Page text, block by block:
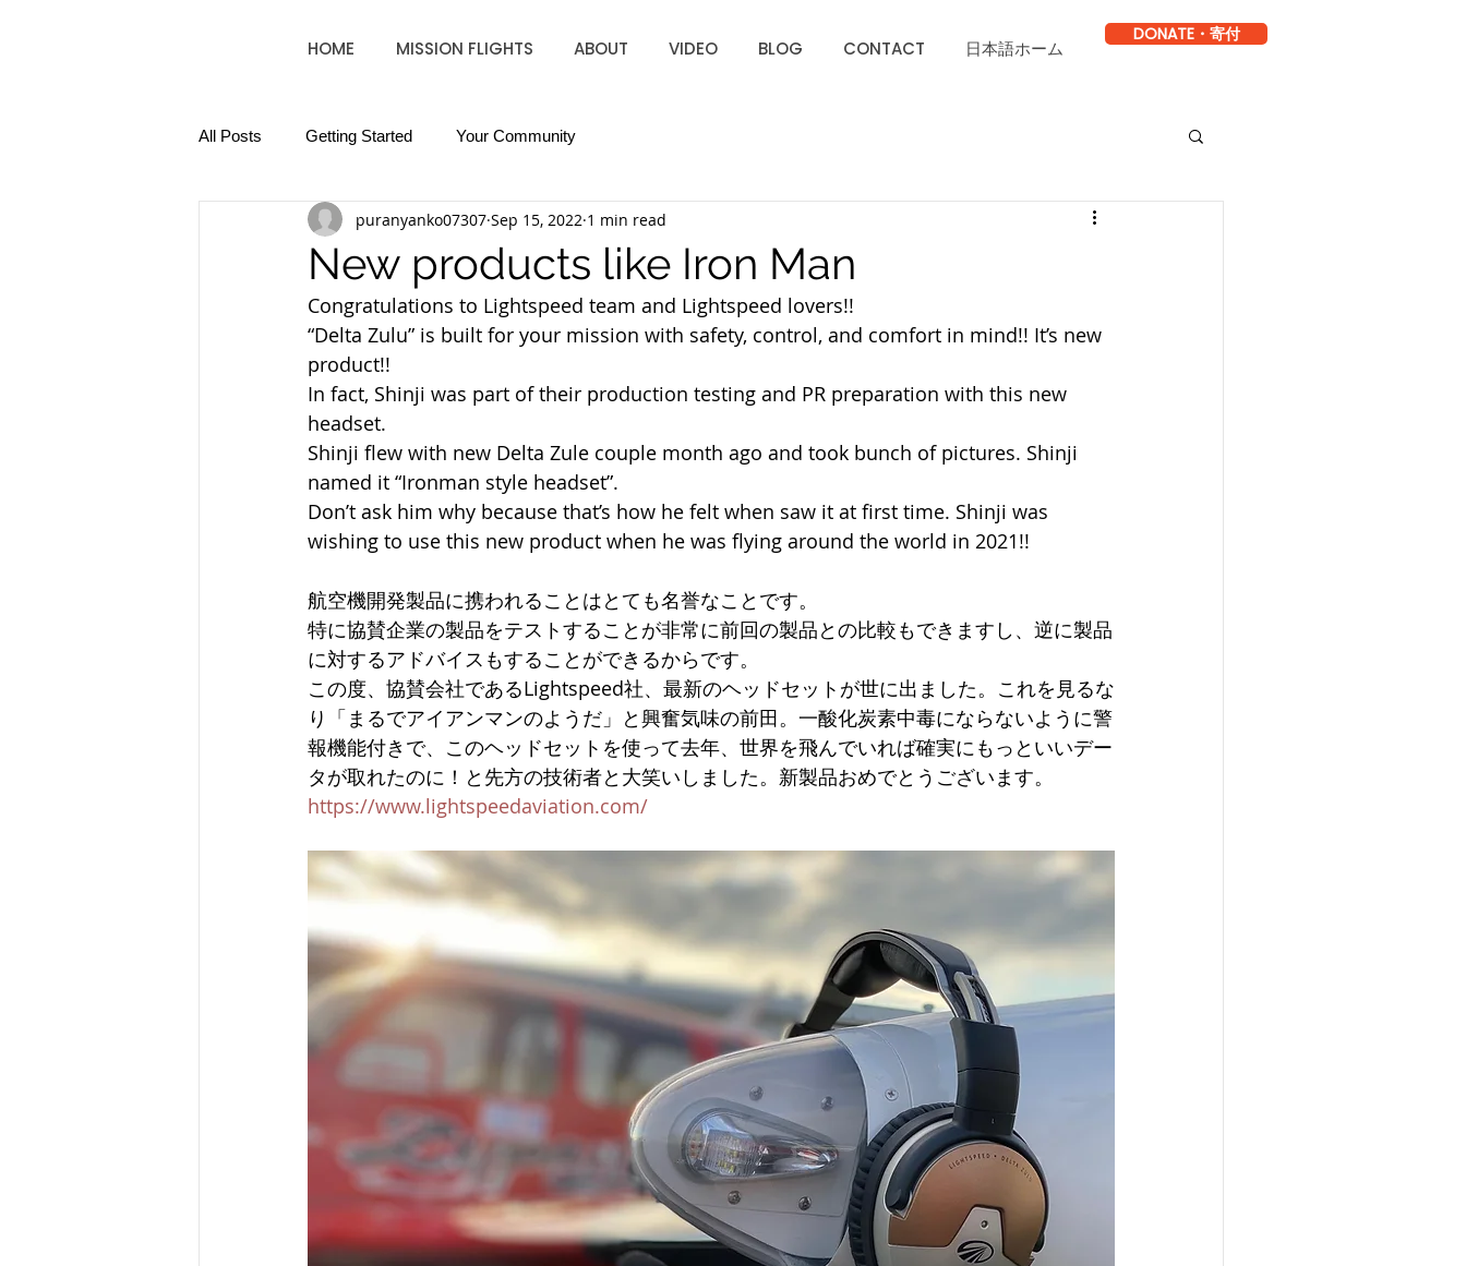
HOME MISSION FLIGHTS ABOUT VIDEO BLOG CONTACT 日本語ホーム
DONATE・寄付
All Posts Getting Started Your Community
New products like Iron Man
puranyanko07307 Sep 15, 2022 1 min read
Congratulations to Lightspeed team and Lightspeed lovers!!
“Delta Zulu” is built for your mission with safety, control, and comfort in mind!! It’s new
product!!
In fact, Shinji was part of their production testing and PR preparation with this new
headset.
Shinji flew with new Delta Zule couple month ago and took bunch of pictures. Shinji
named it “Ironman style headset”.
Don’t ask him why because that’s how he felt when saw it at first time. Shinji was
wishing to use this new product when he was flying around the world in 2021!!
航空機開発製品に携われることはとても名誉なことです。
特に協賛企業の製品をテストすることが非常に前回の製品との比較もできますし、逆に製品
に対するアドバイスもすることができるからです。
この度、協賛会社であるLightspeed社、最新のヘッドセットが世に出ました。これを見るな
り「まるでアイアンマンのようだ」と興奮気味の前田。一酸化炭素中毒にならないように警
報機能付きで、このヘッドセットを使って去年、世界を飛んでいれば確実にもっといいデー
タが取れたのに！と先方の技術者と大笑いしました。新製品おめでとうございます。
https://www.lightspeedaviation.com/